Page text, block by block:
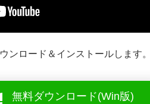
ンロード＆インストールします。
無料ダウンロード(Win版)